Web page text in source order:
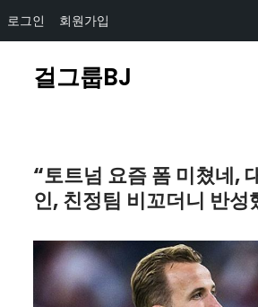
로그인 회원가입
걸그룹BJ
“토트넘 요즘 폼 미쳤네,
인, 친정팀 비꼬더니 반성